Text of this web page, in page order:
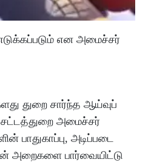
என அமைச்சர்
துறை சார்ந்த ஆய்வுப்
சட்டத்துறை அமைச்சர்
பாதுகாப்பு, அடிப்படை
அறைகளை பார்வையிட்டு